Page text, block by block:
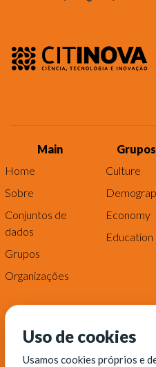
Main
Home
Sobre
Conjuntos de
dados
Grupos
Organizações
Grupos
Culture
Economy
Education
Uso de cookies
Usamos cookies próprios e